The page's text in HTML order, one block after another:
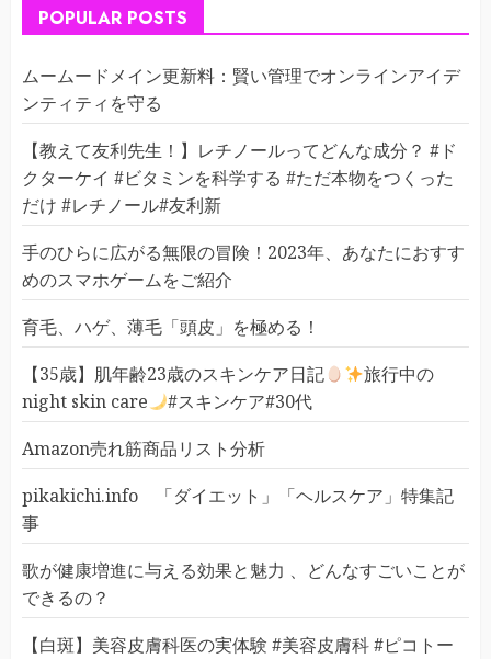
POPULAR POSTS
ムームードメイン更新料：賢い管理でオンラインアイデ
ンティティを守る
【教えて友利先生！】レチノールってどんな成分？ #ド
クターケイ #ビタミンを科学する #ただ本物をつくった
だけ #レチノール#友利新
手のひらに広がる無限の冒険！2023年、あなたにおすす
めのスマホゲームをご紹介
育毛、ハゲ、薄毛「頭皮」を極める！
【35歳】肌年齢23歳のスキンケア日記
旅行中の
night skin care
#スキンケア#30代
Amazon売れ筋商品リスト分析
pikakichi.info 「ダイエット」「ヘルスケア」特集記
事
歌が健康増進に与える効果と魅力 、どんなすごいことが
できるの？
【白斑】美容皮膚科医の実体験 #美容皮膚科 #ピコトー